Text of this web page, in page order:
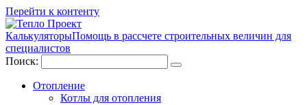
Перейти к контенту
КалькуляторыПомощь в рассчете строительных величин для
специалистов
Поиск:
Отопление
Котлы для отопления